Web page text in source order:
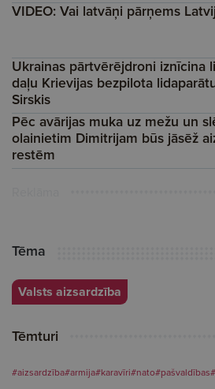
VIDEO: Vai latvāņi pārņems
Ukrainas pārtvērējdroni iznīcina
daļu Krievijas bezpilota
Sirskis
Pēc avārijas muka uz mežu un
olainietim Dimitrijam būs jāsēž
restēm
Tēma
Valsts aizsardzība
Tēmturi
#aizsardzība#armija#karavīri#nato#pašvaldības